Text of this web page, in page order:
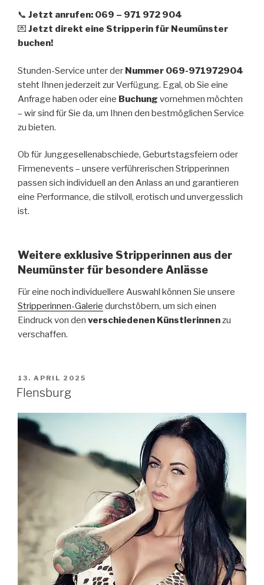
📞 Jetzt anrufen: 069 – 971 972 904
💌 Jetzt direkt eine Stripperin für Neumünster
buchen!
Stunden-Service unter der Nummer 069-971972904
steht Ihnen jederzeit zur Verfügung. Egal, ob Sie eine
Anfrage haben oder eine Buchung vornehmen möchten
– wir sind für Sie da, um Ihnen den bestmöglichen Service
zu bieten.
Ob für Junggesellenabschiede, Geburtstagsfeiern oder
Firmenevents – unsere verführerischen Stripperinnen
passen sich individuell an den Anlass an und garantieren
eine Performance, die stilvoll, erotisch und unvergesslich
ist.
Weitere exklusive Stripperinnen aus der
Neumünster für besondere Anlässe
Für eine noch individuellere Auswahl können Sie unsere
Stripperinnen-Galerie durchstöbern, um sich einen
Eindruck von den verschiedenen Künstlerinnenzu
verschaffen.
VERÖFFENTLICHT
AM
13. APRIL 2025
Flensburg